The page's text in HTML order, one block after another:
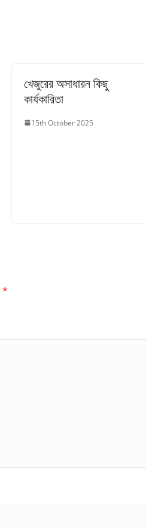
খেজুরের অসাধারন কিছু
কার্যকারিতা
15th October 2025
*